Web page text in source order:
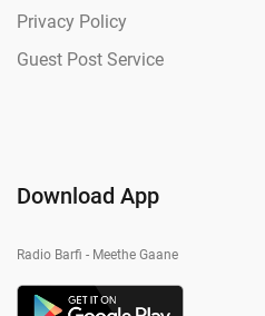
Privacy Policy
Guest Post Service
Download App
Radio Barfi - Meethe Gaane